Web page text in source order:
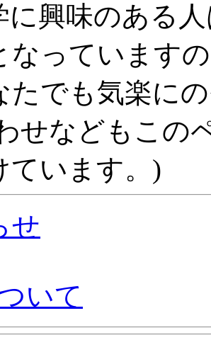
に興味のある
なっています
たでも気楽に
せなどもこの
ています。)
せ
いて